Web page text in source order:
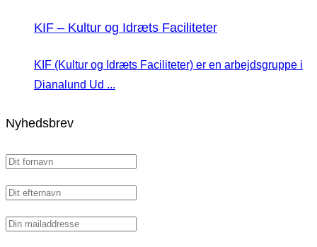
KIF – Kultur og Idræts Faciliteter
KIF (Kultur og Idræts Faciliteter) er en arbejdsgruppe i
Dianalund Ud ...
Nyhedsbrev